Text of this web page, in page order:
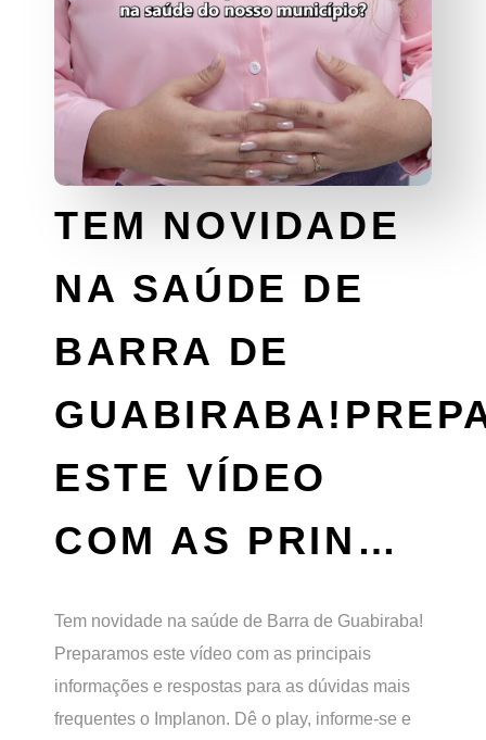
TEM NOVIDADE
NA SAÚDE DE
BARRA DE
ESTE VÍDEO
COM AS PRIN…
Tem novidade na saúde de Barra de Guabiraba!
Preparamos este vídeo com as principais
informações e respostas para as dúvidas mais
frequentes o Implanon. Dê o play, informe-se e